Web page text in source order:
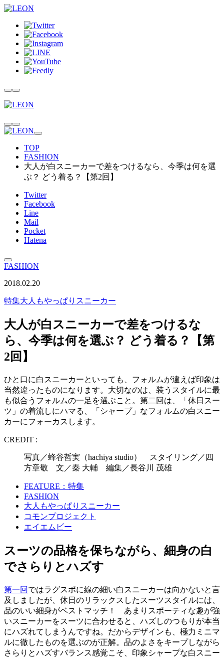
TOP
FASHION
大人が白スニーカーで差をつけるなら、今季は何を選
ぶ？ どう着る？【第2回】
Twitter
Facebook
Line
Mail
Pocket
Hatena
FASHION
2018.02.20
特集大人もやっぱりスニーカー
大人が白スニーカーで差をつけるな
ら、今季は何を選ぶ？ どう着る？【第
2回】
ひと口に白スニーカーといっても、フォルムが違えば印象は
当然違ったものになります。大切なのは、装うスタイルに最
も似合うフォルムの一足を選ぶこと。第二回は、「休日スー
ツ」の着流しにハマる、「シャープ」なフォルムの白スニー
カーにフォーカスします。
CREDIT :
写真／蜂谷哲実（hachiya studio） スタイリング／四
方章敬 文／秦 大輔 編集／長谷川 茂雄
FEATURE：特集
FASHION
大人もやっぱりスニーカー
コモンプロジェクト
エイエムビー
スーツの品格を保ちながら、細身の白
でさらりとハズす
第一回 ではラグスポに線の細い白スニーカーは向かないと言
及しましたが、休日のリラックスしたスーツスタイルには、
品のいい細身がベストマッチ！ あまりスポーティな趣が強
いスニーカーをスーツに合わせると、ハズしのつもりが本当
にハズれてしまうんですね。だからデザインも、極力ミニマ
ルに徹したものを選ぶのが正解。品のよさをキープしながら
さらりとハズすバランス感覚こそ、印象シャープな白スニー